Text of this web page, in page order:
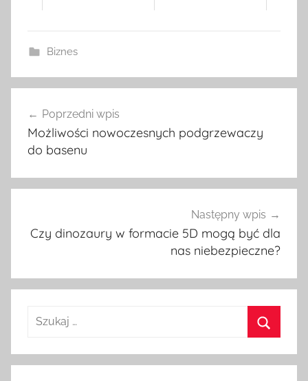
Biznes
Nawigacja
wpisu
Poprzedni wpis
Możliwości nowoczesnych podgrzewaczy
do basenu
Następny wpis
Czy dinozaury w formacie 5D mogą być dla
nas niebezpieczne?
u
z